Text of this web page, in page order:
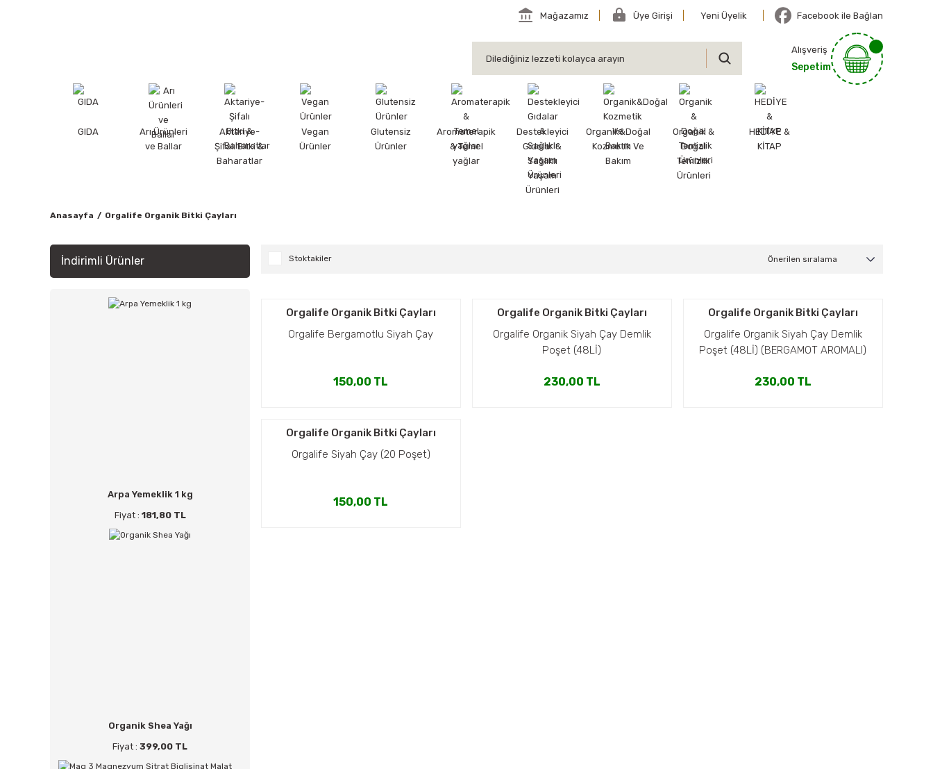
Mağazamız Üye Girişi Yeni Üyelik Facebook ile Bağlan
Alışveriş
Sepetim
GIDA
Arı Ürünleri
ve Ballar
Aktariye-
Şifalı Bitki &
Baharatlar
Vegan
Ürünler
Glutensiz
Ürünler
Aromaterapik
& Temel
yağlar
Destekleyici
Gıdalar &
Sağlıklı
Yaşam
Ürünleri
Organik&Doğal
Kozmetik Ve
Bakım
Organik &
Doğal
Temizlik
Ürünleri
HEDİYE &
KİTAP
Anasayfa Orgalife Organik Bitki Çayları
İndirimli Ürünler
Arpa Yemeklik 1 kg
Fiyat : 181,80 TL
Organik Shea Yağı
Fiyat : 399,00 TL
Stoktakiler
Orgalife Organik Bitki Çayları
Orgalife Bergamotlu Siyah Çay
150,00 TL
Orgalife Organik Bitki Çayları
Orgalife Organik Siyah Çay Demlik
Poşet (48Lİ)
230,00 TL
Orgalife Organik Bitki Çayları
Orgalife Organik Siyah Çay Demlik
Poşet (48Lİ) (BERGAMOT AROMALI)
230,00 TL
Orgalife Organik Bitki Çayları
Orgalife Siyah Çay (20 Poşet)
150,00 TL